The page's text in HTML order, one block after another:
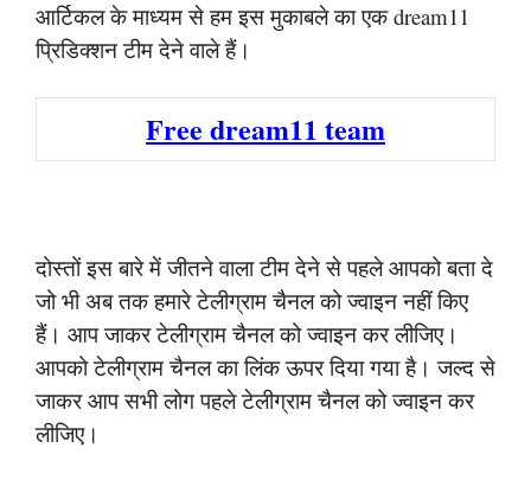
आर्टिकल के माध्यम से हम इस मुकाबले का एक dream11
प्रिडिक्शन टीम देने वाले हैं।
Free dream11 team
दोस्तों इस बारे में जीतने वाला टीम देने से पहले आपको बता दे
जो भी अब तक हमारे टेलीग्राम चैनल को ज्वाइन नहीं किए
हैं। आप जाकर टेलीग्राम चैनल को ज्वाइन कर लीजिए।
आपको टेलीग्राम चैनल का लिंक ऊपर दिया गया है। जल्द से
जाकर आप सभी लोग पहले टेलीग्राम चैनल को ज्वाइन कर
लीजिए।